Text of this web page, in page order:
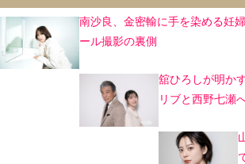
南沙良、金密輸に手を染める妊
ール撮影の裏側
舘ひろしが明か
リブと西野七瀬